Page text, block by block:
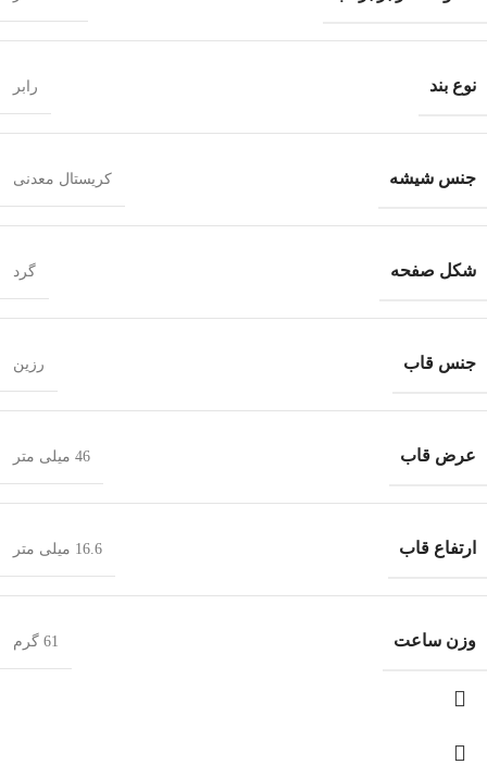
نوع بند رابر
جنس شیشه کریستال معدنی
شکل صفحه گرد
جنس قاب رزین
عرض قاب 46 میلی متر
ارتفاع قاب 16.6 میلی متر
وزن ساعت 61 گرم